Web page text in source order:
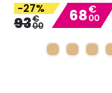
-27%
93€
00
Special
Price
68€
00